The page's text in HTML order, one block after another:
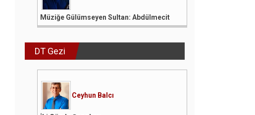
Müziğe Gülümseyen Sultan: Abdülmecit
DT Gezi
Ceyhun Balcı